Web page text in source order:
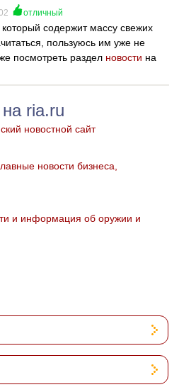
отличный
содержит массу свежих
пользуюсь им уже не
посмотреть раздел новости на
ria.ru
новостной сайт
новости бизнеса,
и информация об оружии и